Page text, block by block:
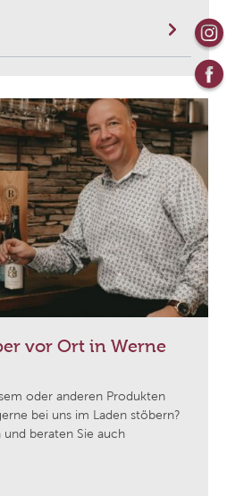
vor Ort in Werne
oder anderen Produkten
bei uns im Laden stöbern?
und beraten Sie auch